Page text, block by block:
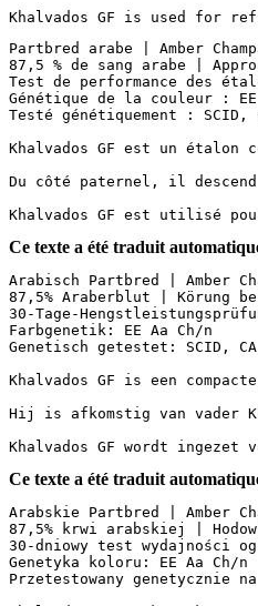
Khalvados GF is used for
Partbred arabe | Amber
87,5 % de sang arabe |
Test de performance des
Génétique de la couleur : EE
Testé génétiquement : SCID,
Khalvados GF est un
Du côté paternel, il
Khalvados GF est utilisé
Ce texte a été traduit
Arabisch Partbred | Amber
87,5% Araberblut | Körung
30-Tage-
Farbgenetik: EE Aa Ch/n
Genetisch getestet: SCID,
Khalvados GF is een
Hij is afkomstig van vader
Khalvados GF wordt
Ce texte a été traduit
Arabskie Partbred | Amber
87,5% krwi arabskiej |
30-dniowy test wydajności
Genetyka koloru: EE Aa Ch/n
Przetestowany genetycznie